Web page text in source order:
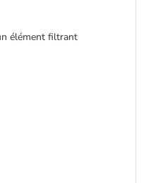
élément filtrant